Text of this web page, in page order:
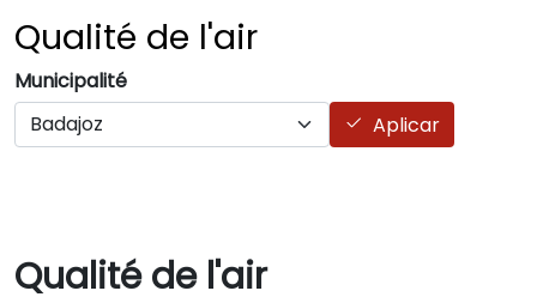
Qualité de l'air
Municipalité
Aplicar
Qualité de l'air